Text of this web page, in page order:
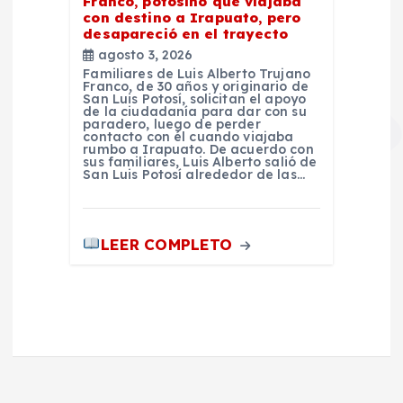
con destino a Irapuato, pero
desapareció en el trayecto
agosto 3, 2026
Familiares de Luis Alberto Trujano
Franco, de 30 años y originario de
San Luis Potosí, solicitan el apoyo
de la ciudadanía para dar con su
paradero, luego de perder
contacto con él cuando viajaba
rumbo a Irapuato. De acuerdo con
sus familiares, Luis Alberto salió de
San Luis Potosí alrededor de las…
LEER COMPLETO